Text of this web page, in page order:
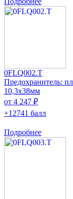
0FLQ002.T
Предохранитель:
10,3x38мм
от 4 247 ₽
+12741 балл
Подробнее